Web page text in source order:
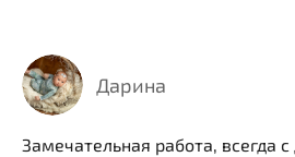
Дарина
Замечательная работа, всегда